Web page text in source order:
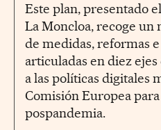
Este plan, presentado
La Moncloa, recoge
de medidas, reformas
articuladas en diez
a las políticas digitales
Comisión Europea
pospandemia.